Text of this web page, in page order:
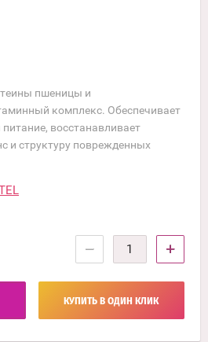
пшеницы и
комплекс. Обеспечивает
восстанавливает
и структуру поврежденных
− +
КУПИТЬ В ОДИН КЛИК